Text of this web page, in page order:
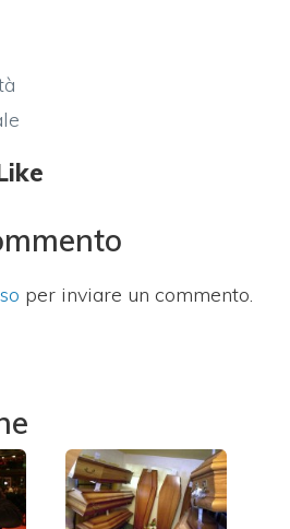
per inviare un commento.